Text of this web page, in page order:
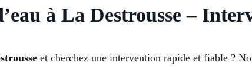
à La Destrousse –
et cherchez une intervention rapide et fiable ?